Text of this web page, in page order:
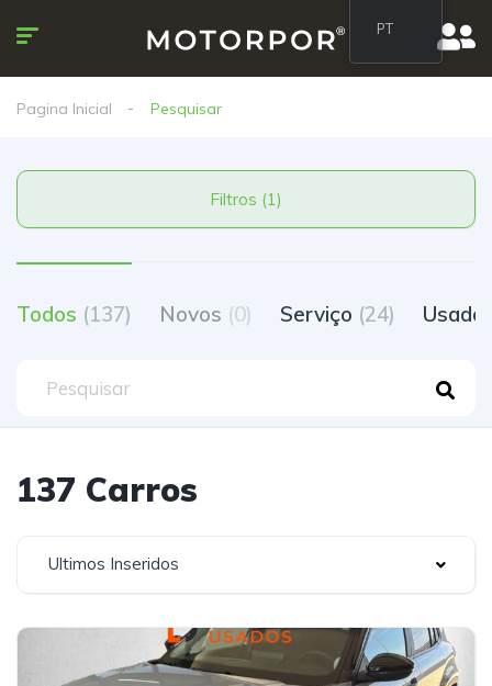
Pagina Inicial Pesquisar
Filtros (1)
Todos (137) Novos (0) Serviço (24)
137 Carros
Ultimos Inseridos
PT